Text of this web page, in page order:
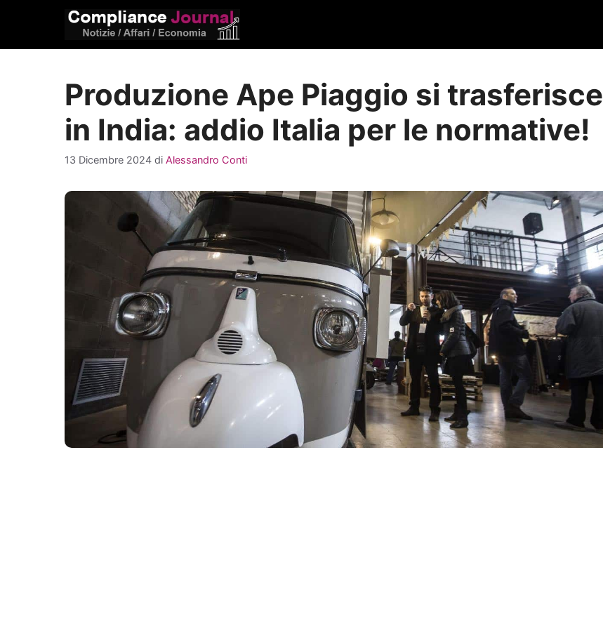
Produzione Ape Piaggio si trasferisce
in India: addio Italia per le normative!
13 Dicembre 2024 di Alessandro Conti